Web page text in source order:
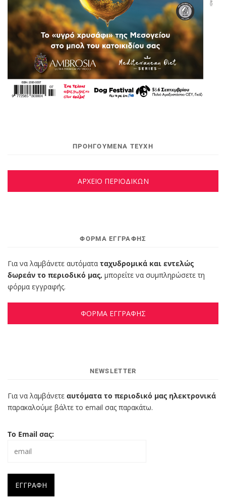
ΠΡΟΗΓΟΥΜΕΝΑ ΤΕΥΧΗ
ΑΡΧΕΙΟ ΠΕΡΙΟΔΙΚΩΝ
ΦΌΡΜΑ ΕΓΓΡΑΦΉΣ
Για να λαμβάνετε αυτόματα ταχυδρομικά και εντελώς
δωρεάν το περιοδικό μας, μπορείτε να συμπληρώσετε τη
φόρμα εγγραφής.
ΦΟΡΜΑ ΕΓΓΡΑΦΗΣ
NEWSLETTER
Για να λαμβάνετε αυτόματα το περιοδικό μας ηλεκτρονικά
παρακαλούμε βάλτε το email σας παρακάτω.
Το Email σας: